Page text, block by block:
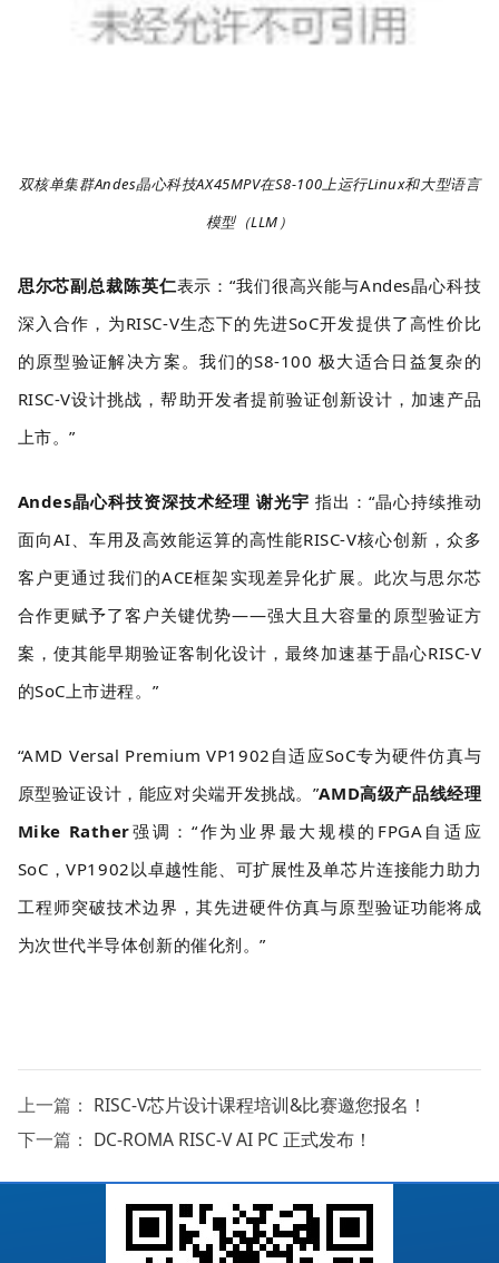
双核单集群Andes晶心科技AX45MPV在S8-100上运行Linux和大型语言
模型（LLM）
思尔芯副总裁陈英仁表示：“我们很高兴能与Andes晶心科技
深入合作，为RISC-V生态下的先进SoC开发提供了高性价比
的原型验证解决方案。我们的S8-100 极大适合日益复杂的
RISC-V设计挑战，帮助开发者提前验证创新设计，加速产品
上市。”
Andes晶心科技资深技术经理 谢光宇 指出：“晶心持续推动
面向AI、车用及高效能运算的高性能RISC-V核心创新，众多
客户更通过我们的ACE框架实现差异化扩展。此次与思尔芯
合作更赋予了客户关键优势——强大且大容量的原型验证方
案，使其能早期验证客制化设计，最终加速基于晶心RISC-V
的SoC上市进程。”
“AMD Versal Premium VP1902自适应SoC专为硬件仿真与
原型验证设计，能应对尖端开发挑战。”AMD高级产品线经理
Mike Rather强调：“作为业界最大规模的FPGA自适应
SoC，VP1902以卓越性能、可扩展性及单芯片连接能力助力
工程师突破技术边界，其先进硬件仿真与原型验证功能将成
为次世代半导体创新的催化剂。”
上一篇： RISC-V芯片设计课程培训&比赛邀您报名！
下一篇： DC-ROMA RISC-V AI PC 正式发布！